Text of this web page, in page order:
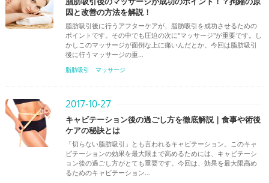
因と改善の方法を解説！
脂肪吸引後に行うアフターケアが、脂肪吸引を成功させるための
ポイントです。その中でも圧迫の次に"マッサージ"が重要です。し
かしこのマッサージが面倒な上に痛いんだとか。今回は脂肪吸引
後に行うマッサージの重…
脂肪吸引 マッサージ
2017-10-27
キャビテーション後の過ごし方を徹底解説｜食事や術後
ケアの秘訣とは
「切らない脂肪吸引」とも言われるキャビテーション。このキャ
ビテーションの効果を最大限まで高めるためには、キャビテーシ
ョン後の過ごし方がとても重要です。今回は、効果を最大限高め
るためのキャビテーション…